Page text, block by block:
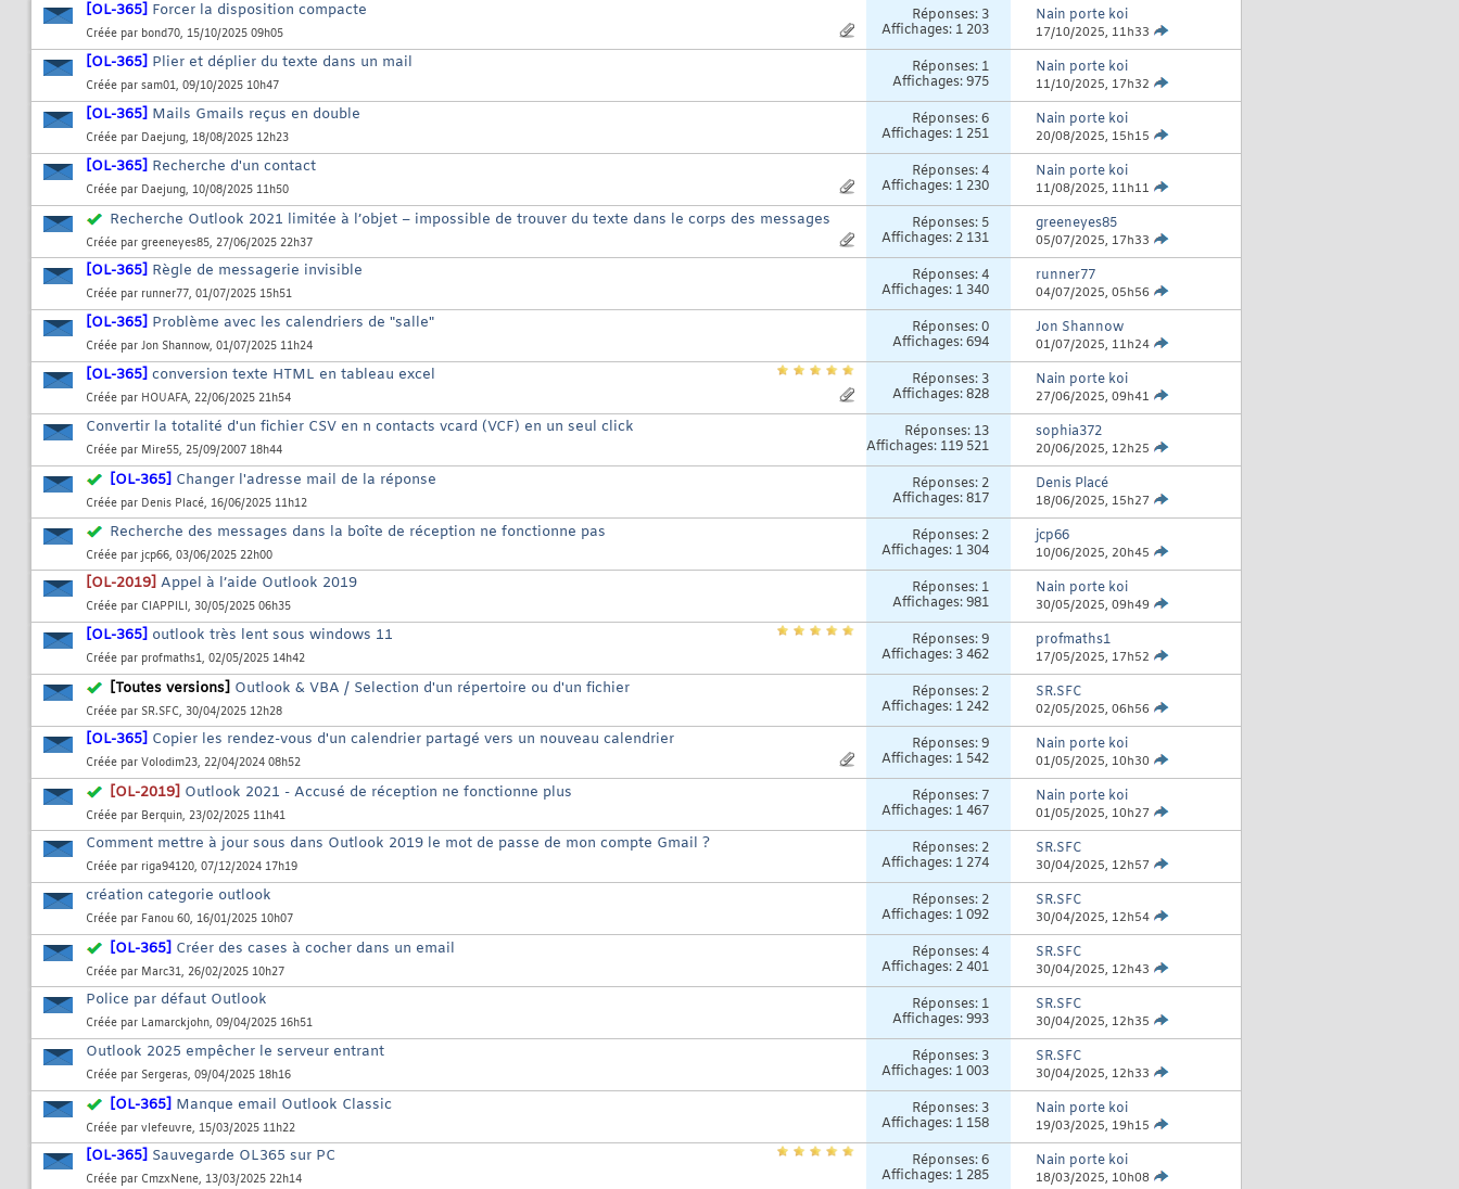
[OL-365] Forcer la disposition compacte
Créée par bond70, 15/10/2025 09h05
Réponses: 3
Affichages: 1 203
Nain porte koi
17/10/2025, 11h33
[OL-365] Plier et déplier du texte dans un mail
Créée par sam01, 09/10/2025 10h47
Réponses: 1
Affichages: 975
Nain porte koi
11/10/2025, 17h32
[OL-365] Mails Gmails reçus en double
Créée par Daejung, 18/08/2025 12h23
Réponses:6
Affichages: 1 251
Nain porte koi
20/08/2025, 15h15
[OL-365] Recherche d'un contact
Créée par Daejung, 10/08/2025 11h50
Réponses:4
Affichages: 1 230
Nain porte koi
11/08/2025, 11h11
Recherche Outlook 2021 limitée à l’objet – impossible de trouver du texte dans le corps des messages
Créée par greeneyes85, 27/06/2025 22h37
Réponses: 5
Affichages: 2 131
greeneyes85
05/07/2025, 17h33
[OL-365] Règle de messagerie invisible
Créée par runner77, 01/07/2025 15h51
Réponses:4
Affichages: 1 340
runner77
04/07/2025, 05h56
[OL-365] Problème avec les calendriers de "salle"
Créée par Jon Shannow, 01/07/2025 11h24
Réponses:0
Affichages: 694
Jon Shannow
01/07/2025, 11h24
[OL-365] conversion texte HTML en tableau excel
Créée par HOUAFA, 22/06/2025 21h54
Réponses: 3
Affichages: 828
Nain porte koi
27/06/2025, 09h41
Convertir la totalité d'un fichier CSV en n contacts vcard (VCF) en un seul click
Créée par Mire55, 25/09/2007 18h44
Réponses: 13
Affichages: 119 521
sophia372
20/06/2025, 12h25
[OL-365] Changer l'adresse mail de la réponse
Créée par Denis Placé, 16/06/2025 11h12
Réponses: 2
Affichages: 817
Denis Placé
18/06/2025, 15h27
Recherche des messages dans la boîte de réception ne fonctionne pas
Créée par jcp66, 03/06/2025 22h00
Réponses: 2
Affichages: 1 304
jcp66
10/06/2025, 20h45
[OL-2019] Appel à l’aide Outlook 2019
Créée par CIAPPILI, 30/05/2025 06h35
Réponses: 1
Affichages: 981
Nain porte koi
30/05/2025, 09h49
[OL-365] outlook très lent sous windows 11
Créée par profmaths1, 02/05/2025 14h42
Réponses:9
Affichages: 3 462
profmaths1
17/05/2025, 17h52
[Toutes versions] Outlook & VBA / Selection d'un répertoire ou d'un fichier
Créée par SR.SFC, 30/04/2025 12h28
Réponses: 2
Affichages: 1 242
SR.SFC
02/05/2025, 06h56
[OL-365] Copier les rendez-vous d'un calendrier partagé vers un nouveau calendrier
Créée par Volodim23, 22/04/2024 08h52
Réponses:9
Affichages: 1 542
Nain porte koi
01/05/2025, 10h30
[OL-2019] Outlook 2021 - Accusé de réception ne fonctionne plus
Créée par Berquin, 23/02/2025 11h41
Réponses: 7
Affichages: 1 467
Nain porte koi
01/05/2025, 10h27
Comment mettre à jour sous dans Outlook 2019 le mot de passe de mon compte Gmail ?
Créée par riga94120, 07/12/2024 17h19
Réponses: 2
Affichages: 1 274
SR.SFC
30/04/2025, 12h57
création categorie outlook
Créée par Fanou 60, 16/01/2025 10h07
Réponses: 2
Affichages: 1 092
SR.SFC
30/04/2025, 12h54
[OL-365] Créer des cases à cocher dans un email
Créée par Marc31, 26/02/2025 10h27
Réponses:4
Affichages: 2 401
SR.SFC
30/04/2025, 12h43
Police par défaut Outlook
Créée par Lamarckjohn, 09/04/2025 16h51
Réponses: 1
Affichages: 993
SR.SFC
30/04/2025, 12h35
Outlook 2025 empêcher le serveur entrant
Créée par Sergeras, 09/04/2025 18h16
Réponses: 3
Affichages: 1 003
SR.SFC
30/04/2025, 12h33
[OL-365] Manque email Outlook Classic
Créée par vlefeuvre, 15/03/2025 11h22
Réponses: 3
Affichages: 1 158
Nain porte koi
19/03/2025, 19h15
[OL-365] Sauvegarde OL365 sur PC
Créée par CmzxNene, 13/03/2025 22h14
Réponses:6
Affichages: 1 285
Nain porte koi
18/03/2025, 10h08